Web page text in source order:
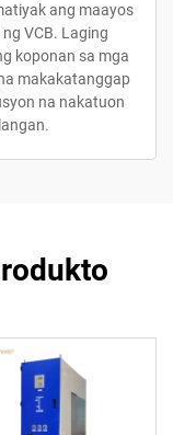
ang maayos
VCB. Laging
koponan sa mga
makakatanggap
na nakatuon